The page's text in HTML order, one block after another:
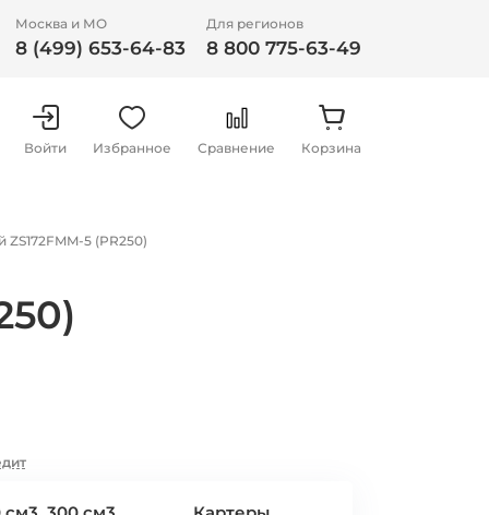
Москва и МО
8 (499) 653-64-83
Для регионов
8 800 775-63-49
Войти Избранное Сравнение Корзина
5 (PR250)